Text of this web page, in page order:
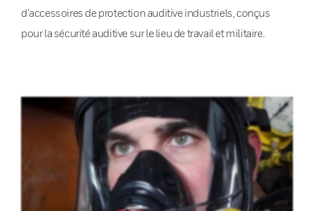
d’accessoires de protection auditive industriels, conçus
pour la sécurité auditive sur le lieu de travail et militaire.